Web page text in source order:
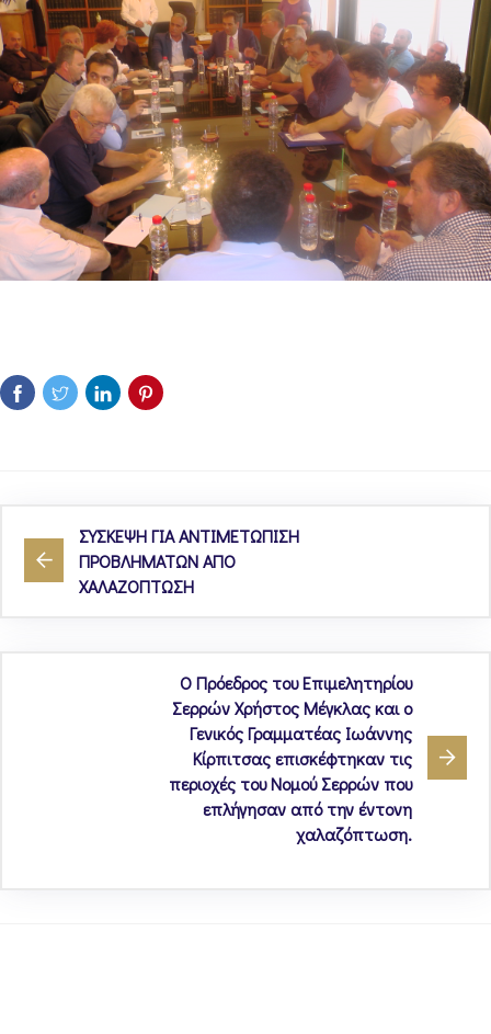
ΣΥΣΚΕΨΗ ΓΙΑ ΑΝΤΙΜΕΤΩΠΙΣΗ
ΠΡΟΒΛΗΜΑΤΩΝ ΑΠΟ
ΧΑΛΑΖΟΠΤΩΣΗ
Ο Πρόεδρος του Επιμελητηρίου
Σερρών Χρήστος Μέγκλας και ο
Γενικός Γραμματέας Ιωάννης
Κίρπιτσας επισκέφτηκαν τις
περιοχές του Νομού Σερρών που
επλήγησαν από την έντονη
χαλαζόπτωση.